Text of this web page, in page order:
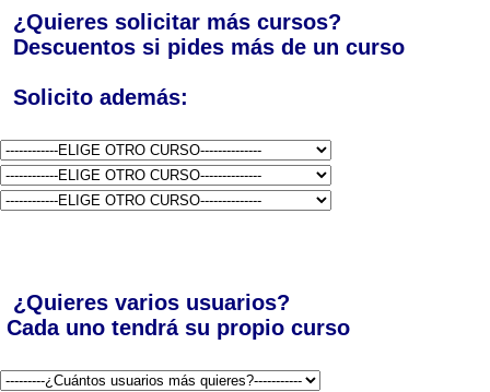
¿Quieres solicitar más cursos?
Descuentos si pides más de un curso
Solicito además:
¿Quieres varios usuarios?
Cada uno tendrá su propio curso